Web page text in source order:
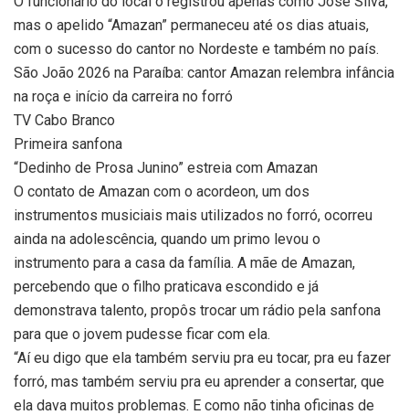
mas o apelido “Amazan” permaneceu até os dias atuais,
com o sucesso do cantor no Nordeste e também no país.
São João 2026 na Paraíba: cantor Amazan relembra infância
na roça e início da carreira no forró
TV Cabo Branco
Primeira sanfona
“Dedinho de Prosa Junino” estreia com Amazan
O contato de Amazan com o acordeon, um dos
instrumentos musiciais mais utilizados no forró, ocorreu
ainda na adolescência, quando um primo levou o
instrumento para a casa da família. A mãe de Amazan,
percebendo que o filho praticava escondido e já
demonstrava talento, propôs trocar um rádio pela sanfona
para que o jovem pudesse ficar com ela.
“Aí eu digo que ela também serviu pra eu tocar, pra eu fazer
forró, mas também serviu pra eu aprender a consertar, que
ela dava muitos problemas. E como não tinha oficinas de